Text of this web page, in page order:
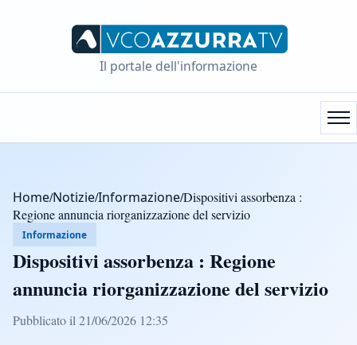
Il portale dell'informazione
Home/Notizie/Informazione/Dispositivi assorbenza :
Regione annuncia riorganizzazione del servizio
Informazione
Dispositivi assorbenza : Regione
annuncia riorganizzazione del servizio
Pubblicato il 21/06/2026 12:35